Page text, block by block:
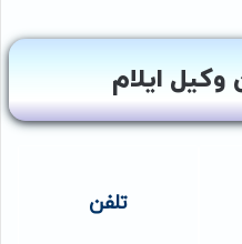
ایلام
تلفن